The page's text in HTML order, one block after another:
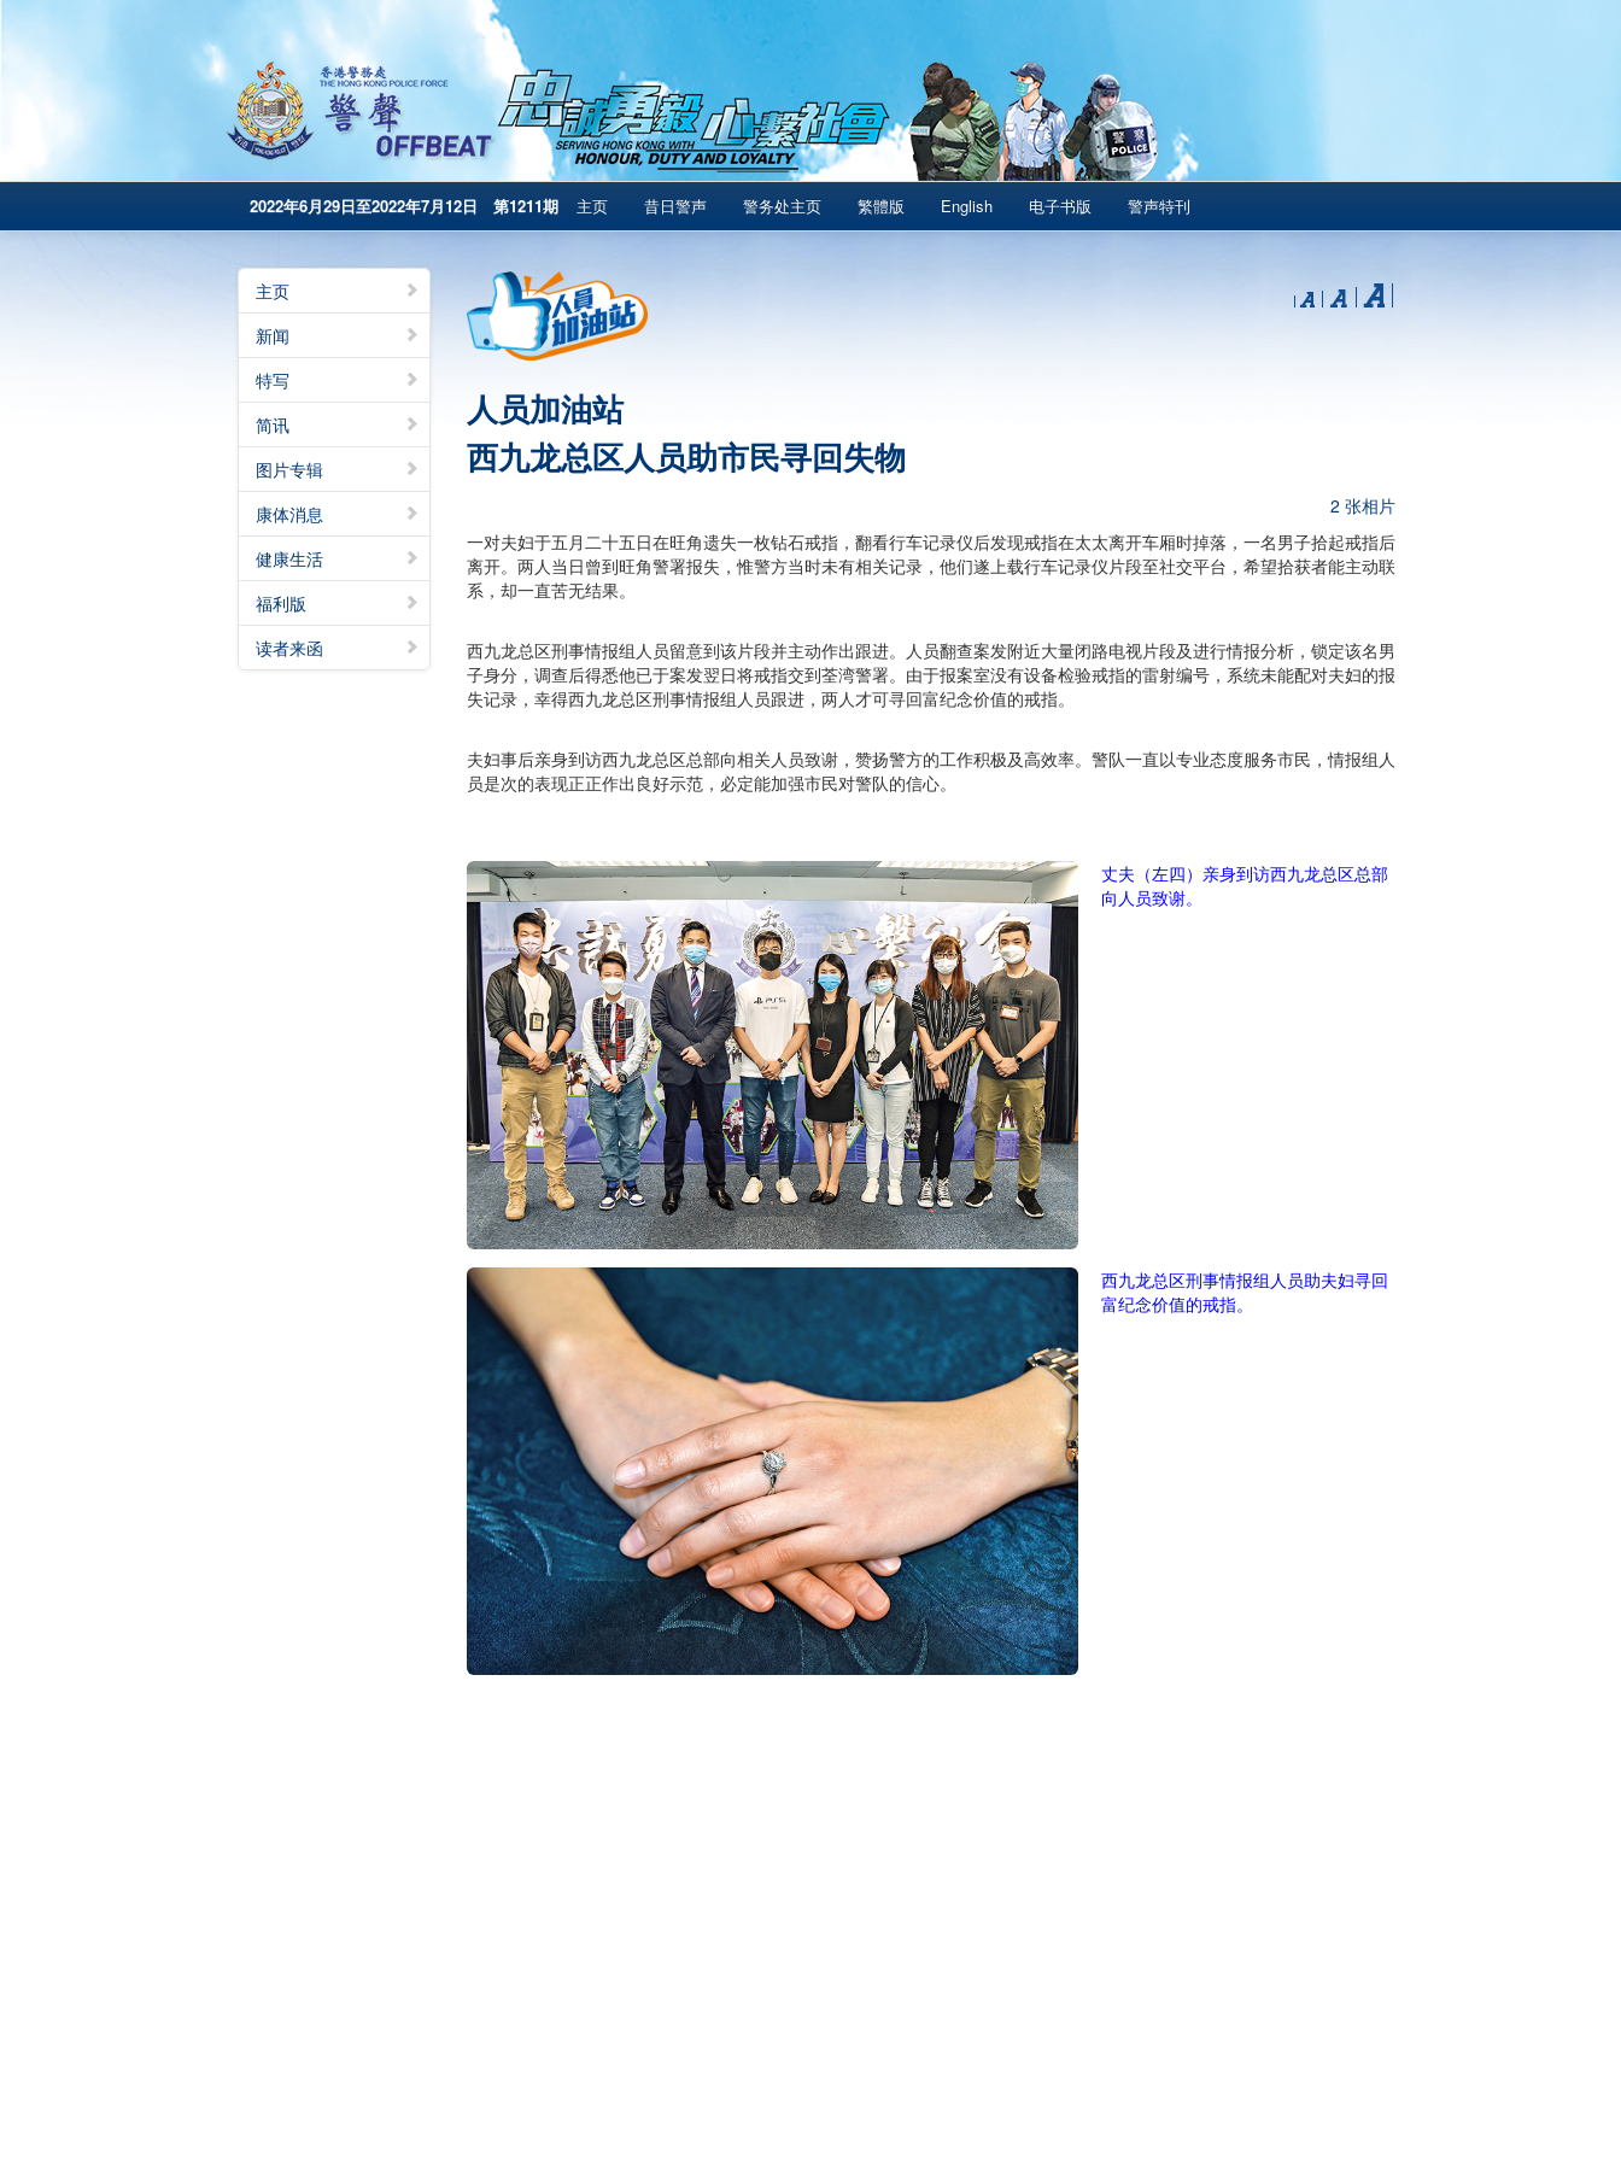
2022年6月29日至2022年7月12日 第1211期 主页 昔日警声 警务处主页 繁體版 English 电子书版 警声特刊
主页
新闻
特写
简讯
图片专辑
康体消息
健康生活
福利版
读者来函
人员加油站
西九龙总区人员助市民寻回失物
2 张相片
一对夫妇于五月二十五日在旺角遗失一枚钻石戒指，翻看行车记录仪后发现戒指在太太离开车厢时掉落，一名男子拾起戒指后
离开。两人当日曾到旺角警署报失，惟警方当时未有相关记录，他们遂上载行车记录仪片段至社交平台，希望拾获者能主动联
系，却一直苦无结果。
西九龙总区刑事情报组人员留意到该片段并主动作出跟进。人员翻查案发附近大量闭路电视片段及进行情报分析，锁定该名男
子身分，调查后得悉他已于案发翌日将戒指交到荃湾警署。由于报案室没有设备检验戒指的雷射编号，系统未能配对夫妇的报
失记录，幸得西九龙总区刑事情报组人员跟进，两人才可寻回富纪念价值的戒指。
夫妇事后亲身到访西九龙总区总部向相关人员致谢，赞扬警方的工作积极及高效率。警队一直以专业态度服务市民，情报组人
员是次的表现正正作出良好示范，必定能加强市民对警队的信心。
丈夫（左四）亲身到访西九龙总区总部
向人员致谢。
西九龙总区刑事情报组人员助夫妇寻回
富纪念价值的戒指。